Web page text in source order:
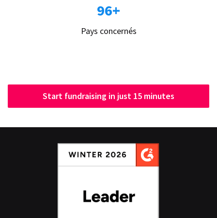
96+
Pays concernés
Start fundraising in just 15 minutes